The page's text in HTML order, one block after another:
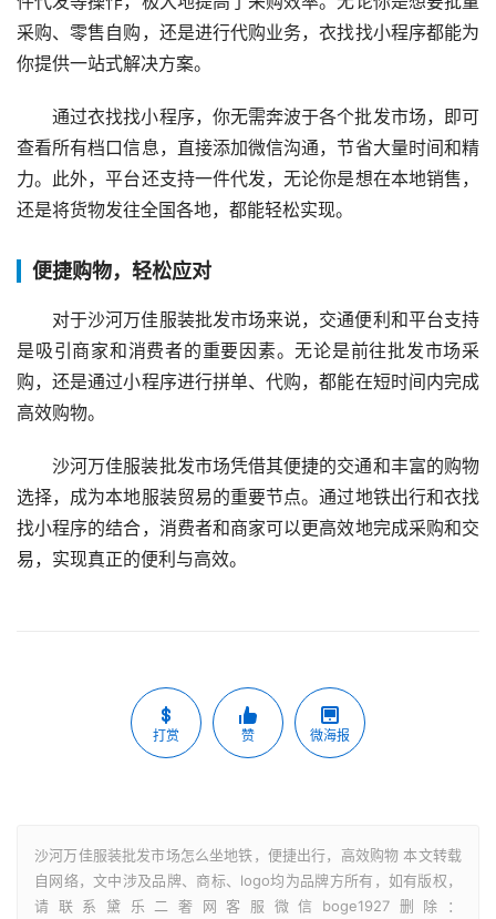
采购、零售自购，还是进行代购业务，衣找找小程序都能为
你提供一站式解决方案。
通过衣找找小程序，你无需奔波于各个批发市场，即可
查看所有档口信息，直接添加微信沟通，节省大量时间和精
力。此外，平台还支持一件代发，无论你是想在本地销售，
还是将货物发往全国各地，都能轻松实现。
便捷购物，轻松应对
对于沙河万佳服装批发市场来说，交通便利和平台支持
是吸引商家和消费者的重要因素。无论是前往批发市场采
购，还是通过小程序进行拼单、代购，都能在短时间内完成
高效购物。
沙河万佳服装批发市场凭借其便捷的交通和丰富的购物
选择，成为本地服装贸易的重要节点。通过地铁出行和衣找
找小程序的结合，消费者和商家可以更高效地完成采购和交
易，实现真正的便利与高效。
打赏 赞 微海报
沙河万佳服装批发市场怎么坐地铁，便捷出行，高效购物 本文转载
自网络，文中涉及品牌、商标、logo均为品牌方所有，如有版权，
请联系黛乐二奢网客服微信boge1927删除：